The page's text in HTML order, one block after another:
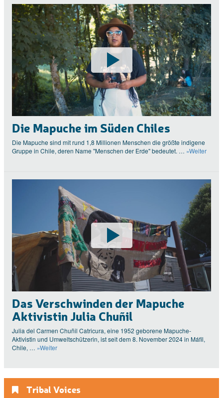
Die Mapuche im Süden Chiles
Die Mapuche sind mit rund 1,8 Millionen Menschen die größte indigene
Gruppe in Chile, deren Name "Menschen der Erde" bedeutet. … »Weiter
Das Verschwinden der Mapuche
Aktivistin Julia Chuñil
Julia del Carmen Chuñil Catricura, eine 1952 geborene Mapuche-
Aktivistin und Umweltschützerin, ist seit dem 8. November 2024 in Máfil,
Chile, … »Weiter
Tribal Voices